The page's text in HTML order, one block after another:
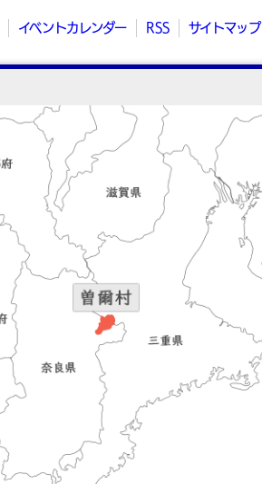
イベントカレンダー RSS サイトマップ